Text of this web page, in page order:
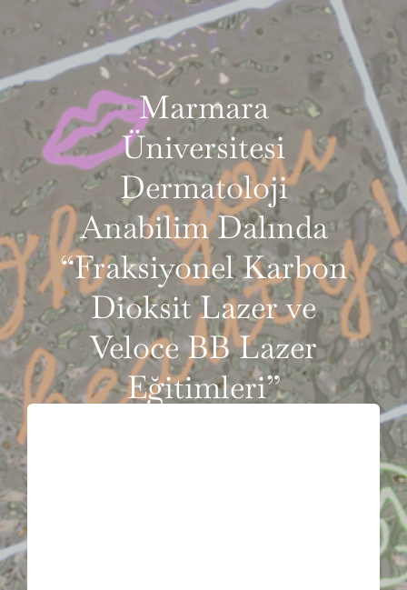
VIDEOLAR
İLETIŞIM
Marmara
Üniversitesi
Dermatoloji
Anabilim Dalında
“Fraksiyonel Karbon
Dioksit Lazer ve
Veloce BB Lazer
Eğitimleri”